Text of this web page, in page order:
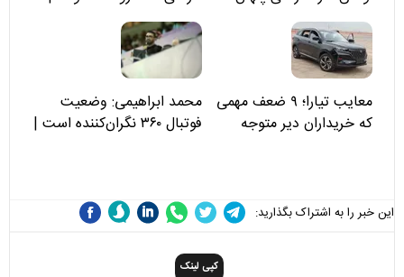
مسئولان «تکیه‌گاه آقا مرتضی
علی(ع)» را جدی‌تر ببینند
معایب تیارا؛ ۹ ضعف مهمی
که خریداران دیر متوجه
محمد ابراهیمی: وضعیت
فوتبال ۳۶۰ نگران‌کننده است |
این خبر را به اشتراک بگذارید:
کپی لینک